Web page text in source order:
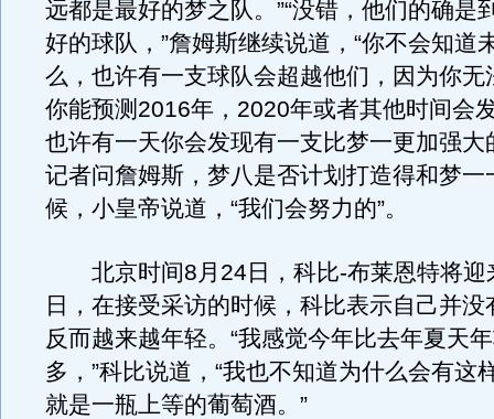
远都是最好的梦之队。”“没错，他们的确是
好的球队，”詹姆斯继续说道，“你不会知道
么，也许有一支球队会超越他们，因为你无
你能预测2016年，2020年或者其他时间会
也许有一天你会发现有一支比梦一更加强大
记者问詹姆斯，梦八是否计划打造得和梦一
候，小皇帝说道，“我们会努力的”。
北京时间8月24日，科比-布莱恩特将迎
日，在接受采访的时候，科比表示自己并没
反而越来越年轻。“我感觉今年比去年夏天
多，”科比说道，“我也不知道为什么会有这
就是一瓶上等的葡萄酒。”